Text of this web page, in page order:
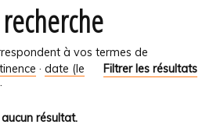
à vos termes de
Filtrer les résultats
· date (le
·
résultat.